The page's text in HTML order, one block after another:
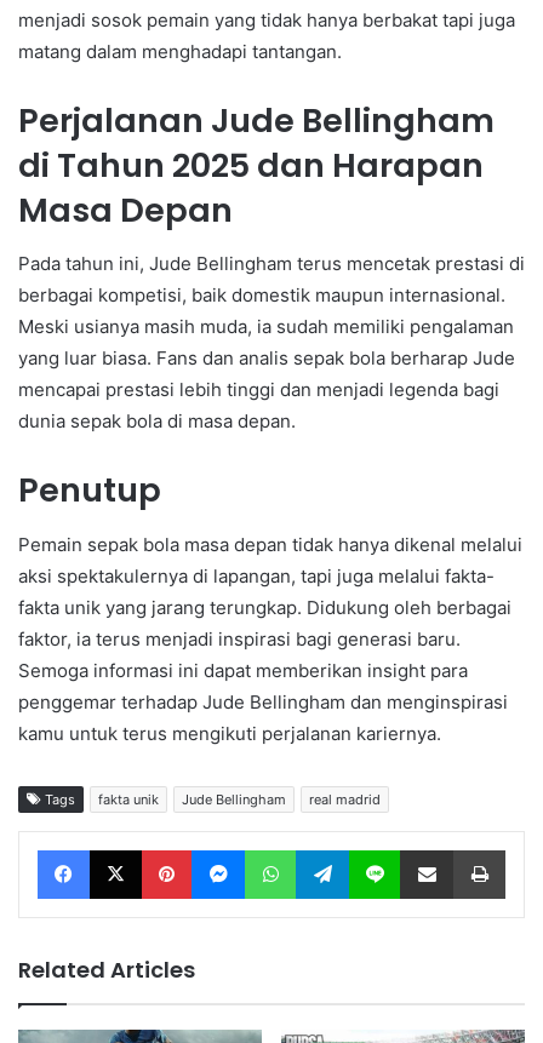
menjadi sosok pemain yang tidak hanya berbakat tapi juga
matang dalam menghadapi tantangan.
Perjalanan Jude Bellingham
di Tahun 2025 dan Harapan
Masa Depan
Pada tahun ini, Jude Bellingham terus mencetak prestasi di
berbagai kompetisi, baik domestik maupun internasional.
Meski usianya masih muda, ia sudah memiliki pengalaman
yang luar biasa. Fans dan analis sepak bola berharap Jude
mencapai prestasi lebih tinggi dan menjadi legenda bagi
dunia sepak bola di masa depan.
Penutup
Pemain sepak bola masa depan tidak hanya dikenal melalui
aksi spektakulernya di lapangan, tapi juga melalui fakta-
fakta unik yang jarang terungkap. Didukung oleh berbagai
faktor, ia terus menjadi inspirasi bagi generasi baru.
Semoga informasi ini dapat memberikan insight para
penggemar terhadap Jude Bellingham dan menginspirasi
kamu untuk terus mengikuti perjalanan kariernya.
Tags fakta unik Jude Bellingham real madrid
Facebook X Pinterest Messenger WhatsApp Telegram Line Share via Email
Related Articles